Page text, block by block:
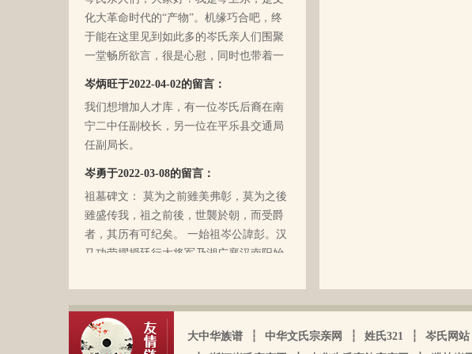
化大革命时代的“产物”。机缘巧合吧，终
于能在这里见到如此多的岑氏亲人们围聚
一堂畅所欲言，很是心慰，同时也带着一
（岑定伍）就不在世了，后来妈妈生我的
时候，又遇上文化大革命的浪潮，可能是
文化大革命复杂的氛围和我俩兄妹当时还
小的缘故吧，爸爸（岑国玉）一直守口如
爷的事情，甚至我妈妈都不知道一丁点。
再后来，我爸爸有一天突然得了急病，很
快就离我们而去了。我现在只有了解到爷
爷（岑定伍）有一个兄长，在逃难时失散
于榨取贫下中农的血汗，走资本主义道
路，政治身份不良，是要受到批斗和坐牢
岑炳旺于2022-04-02的留言：
我们想增加人才库，有一位岑氏后裔在南
宁二中任副校长，另一位在平乐县交通局
任副局长。
岑勇于2022-03-08的留言：
祖墓碑文： 莫为之前雖美弗彰，莫为之後
雖盛传我，祖之前後，世襲於朝，而受爵
者，其历有可纪矣。 一始祖岑公諱彭。汉
马功劳擢授廷行大将军乃湖广襄汉南阳始
盟威大将军亦溪洞复镇也。 一始祖岑公諱
伯颜。擢授田州中顺大夫试也。 一始祖岑
公諱永泰。擢授恩州奉训大夫试也。 一始
接触岑氏宗亲的事和东西。今天忽然好想
我爸，点开了他的微信头像，看到朋友
大中华族谱 ┆ 中华文氏宗亲网 ┆ 姓氏321 ┆ 岑氏网站